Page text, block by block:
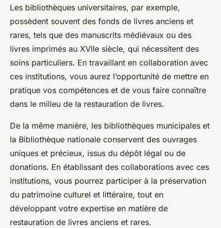
Les bibliothèques universitaires, par exemple,
possèdent souvent des fonds de livres anciens et
rares, tels que des manuscrits médiévaux ou des
livres imprimés au XVIIe siècle, qui nécessitent des
soins particuliers. En travaillant en collaboration avec
ces institutions, vous aurez l’opportunité de mettre en
pratique vos compétences et de vous faire connaître
dans le milieu de la restauration de livres.
De la même manière, les bibliothèques municipales et
la Bibliothèque nationale conservent des ouvrages
uniques et précieux, issus du dépôt légal ou de
donations. En établissant des collaborations avec ces
institutions, vous pourrez participer à la préservation
du patrimoine culturel et littéraire, tout en
développant votre expertise en matière de
restauration de livres anciens et rares.